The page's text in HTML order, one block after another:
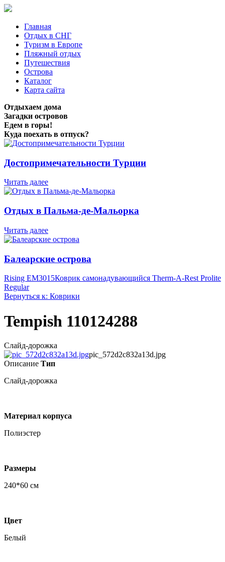
Главная
Отдых в СНГ
Туризм в Европе
Пляжный отдых
Путешествия
Острова
Каталог
Карта сайта
Отдыхаем дома
Загадки островов
Едем в горы!
Куда поехать в отпуск?
Достопримечательности Турции
Читать далее
Отдых в Пальма-де-Мальорка
Читать далее
Балеарские острова
Rising EM3015Коврик самонадувающийся Therm-A-Rest Prolite
Regular
Вернуться к: Коврики
Tempish 110124288
Слайд-дорожка
pic_572d2c832a13d.jpg
Описание Тип
Слайд-дорожка
Материал корпуса
Полиэстер
Размеры
240*60 см
Цвет
Белый